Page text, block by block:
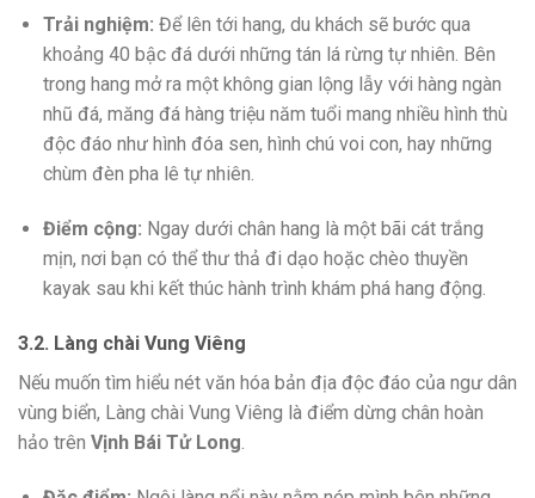
Trải nghiệm: Để lên tới hang, du khách sẽ bước qua
khoảng 40 bậc đá dưới những tán lá rừng tự nhiên. Bên
trong hang mở ra một không gian lộng lẫy với hàng ngàn
nhũ đá, măng đá hàng triệu năm tuổi mang nhiều hình thù
độc đáo như hình đóa sen, hình chú voi con, hay những
chùm đèn pha lê tự nhiên.
Điểm cộng: Ngay dưới chân hang là một bãi cát trắng
mịn, nơi bạn có thể thư thả đi dạo hoặc chèo thuyền
kayak sau khi kết thúc hành trình khám phá hang động.
3.2. Làng chài Vung Viêng
Nếu muốn tìm hiểu nét văn hóa bản địa độc đáo của ngư dân
vùng biển, Làng chài Vung Viêng là điểm dừng chân hoàn
hảo trên Vịnh Bái Tử Long.